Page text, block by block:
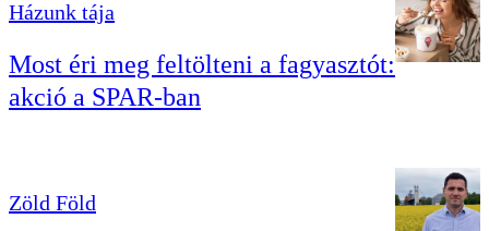
Házunk tája
Most éri meg feltölteni a fagyasztót:
akció a SPAR-ban
Zöld Föld